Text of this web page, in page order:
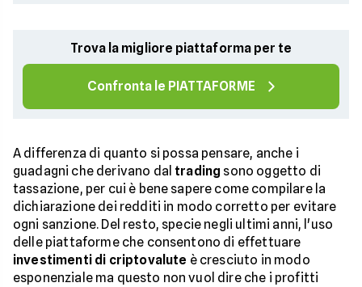
Trova la migliore piattaforma per te
Confronta le PIATTAFORME
A differenza di quanto si possa pensare, anche i
guadagni che derivano dal trading sono oggetto di
tassazione, per cui è bene sapere come compilare la
dichiarazione dei redditi in modo corretto per evitare
ogni sanzione. Del resto, specie negli ultimi anni, l'uso
delle piattaforme che consentono di effettuare
investimenti di criptovalute è cresciuto in modo
esponenziale ma questo non vuol dire che i profitti